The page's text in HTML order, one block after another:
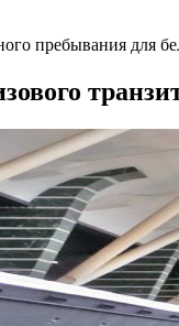
пребывания для